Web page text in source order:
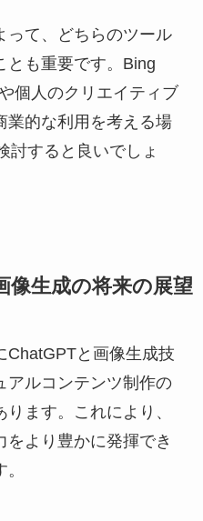
って、どちらのツール
とも重要です。Bing
個人のクリエイティブ
業的な利用を考える場
討すると良いでしょ
像生成の将来の展望
ChatGPTと画像生成技
アルコンテンツ制作の
ます。これにより、
より豊かに発揮でき